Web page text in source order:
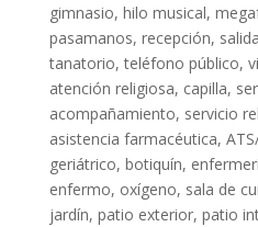
gimnasio, hilo musical,
pasamanos, recepción,
tanatorio, teléfono público,
atención religiosa, capilla,
acompañamiento, servicio
asistencia farmacéutica,
geriátrico, botiquín,
enfermo, oxígeno, sala de
jardín, patio exterior, patio